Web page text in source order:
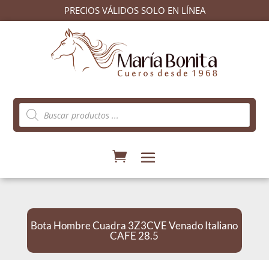
PRECIOS VÁLIDOS SOLO EN LÍNEA
Búsqueda
de
productos
Bota Hombre Cuadra 3Z3CVE Venado Italiano
CAFE 28.5